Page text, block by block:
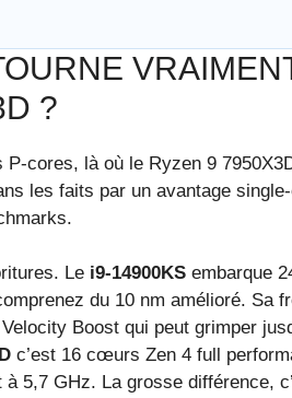
?
cores, là où le Ryzen 9
les faits par un avantage single-
Le i9-14900KS embarque
du 10 nm amélioré. Sa
Boost qui peut grimper
c’est 16 cœurs Zen 4 full
5,7 GHz. La grosse différence,